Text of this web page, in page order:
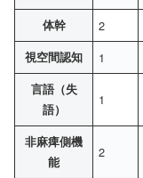
体幹 2
視空間認知 1
言語（失
語）
1
非麻痺側機
能
2